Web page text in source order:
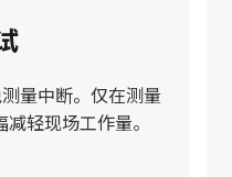
量中断。仅在测量
轻现场工作量。